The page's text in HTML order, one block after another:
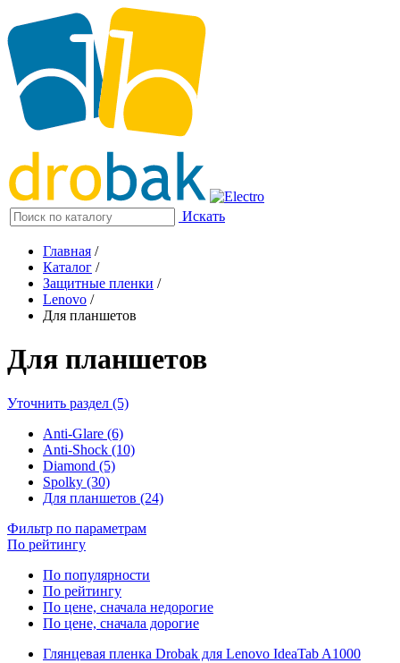
Искать
Главная /
Каталог /
Защитные пленки /
Lenovo /
Для планшетов
Для планшетов
Уточнить раздел (5)
Anti-Glare (6)
Anti-Shock (10)
Diamond (5)
Spolky (30)
Для планшетов (24)
Фильтр по параметрам
По рейтингу
По популярности
По рейтингу
По цене, сначала недорогие
По цене, сначала дорогие
Глянцевая пленка Drobak для Lenovo IdeaTab A1000